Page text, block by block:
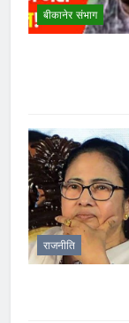
बीकानेर संभाग
राजनीति